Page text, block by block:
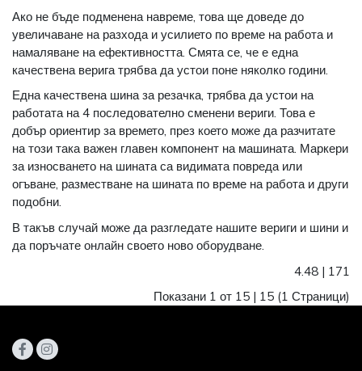
Ако не бъде подменена навреме, това ще доведе до
увеличаване на разхода и усилието по време на работа и
намаляване на ефективността. Смята се, че е една
качествена верига трябва да устои поне няколко години.
Една качествена шина за резачка, трябва да устои на
работата на 4 последователно сменени вериги. Това е
добър ориентир за времето, през което може да разчитате
на този така важен главен компонент на машината. Маркери
за износването на шината са видимата повреда или
огъване, разместване на шината по време на работа и други
подобни.
В такъв случай може да разгледате нашите вериги и шини и
да поръчате онлайн своето ново оборудване.
4.48 | 171
Показани 1 от 15 | 15 (1 Страници)